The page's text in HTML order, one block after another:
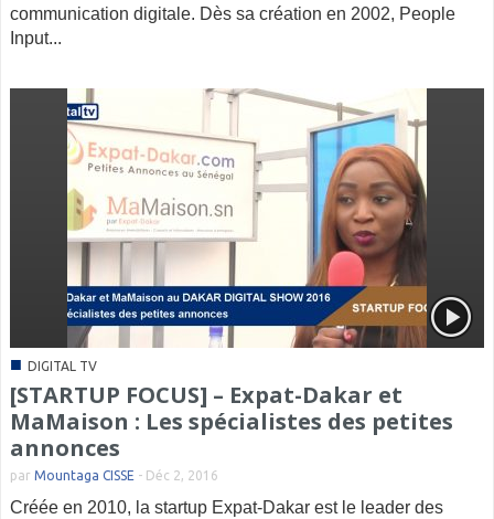
communication digitale. Dès sa création en 2002, People
Input...
■ DIGITAL TV
[STARTUP FOCUS] – Expat-Dakar et
MaMaison : Les spécialistes des petites
annonces
par Mountaga CISSE - Déc 2, 2016
Créée en 2010, la startup Expat-Dakar est le leader des